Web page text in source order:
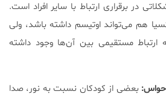
در برقراری ارتباط با سایر افراد است.
هم می‌تواند اوتیسم داشته باشد، ولی
مستقیمی بین آن‌ها وجود داشته
بعضی از کودکان نسبت به نور، صدا